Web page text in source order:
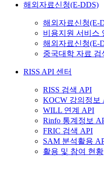
해외자료신청(E-DDS)
해외자료신청(E-
비용지원 서비스
해외자료신청(E-
중국대학 자료 검
RISS API 센터
RISS 검색 API
KOCW 강의정보
WILL 연계 API
Rinfo 통계정보
FRIC 검색 API
SAM 분석활용
활용 및 참여 현황